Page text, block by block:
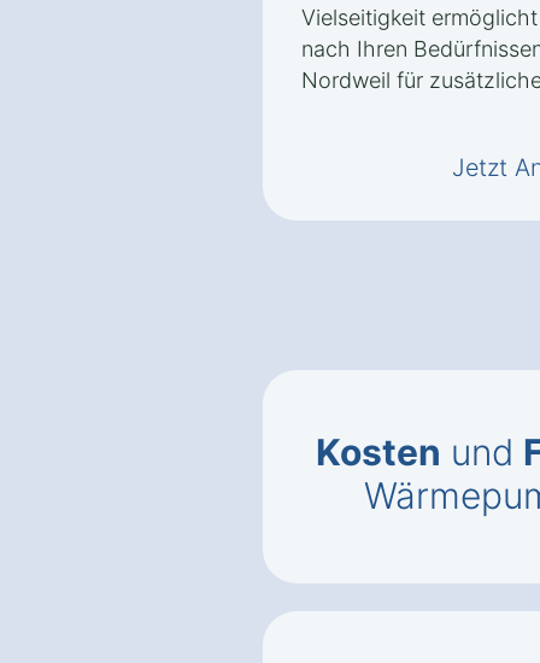
Vielseitigkeit
nach Ihren
Nordweil für
Jetzt
Kosten und